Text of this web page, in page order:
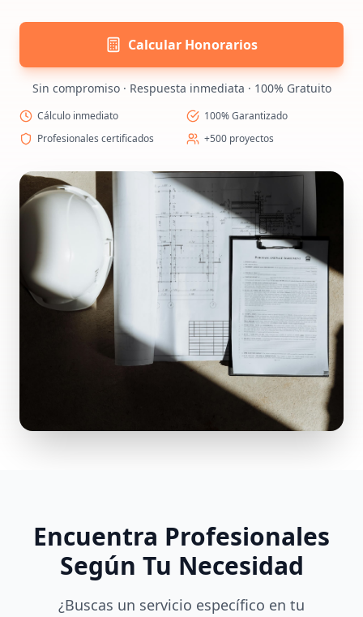
Calcular Honorarios
Sin compromiso · Respuesta inmediata · 100% Gratuito
Cálculo inmediato
100% Garantizado
Profesionales certificados
+500 proyectos
Encuentra Profesionales
Según Tu Necesidad
¿Buscas un servicio específico en tu